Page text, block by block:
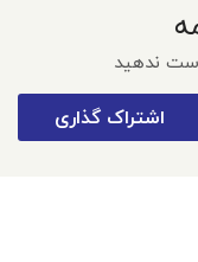
ندهید
اشتراک گذاری